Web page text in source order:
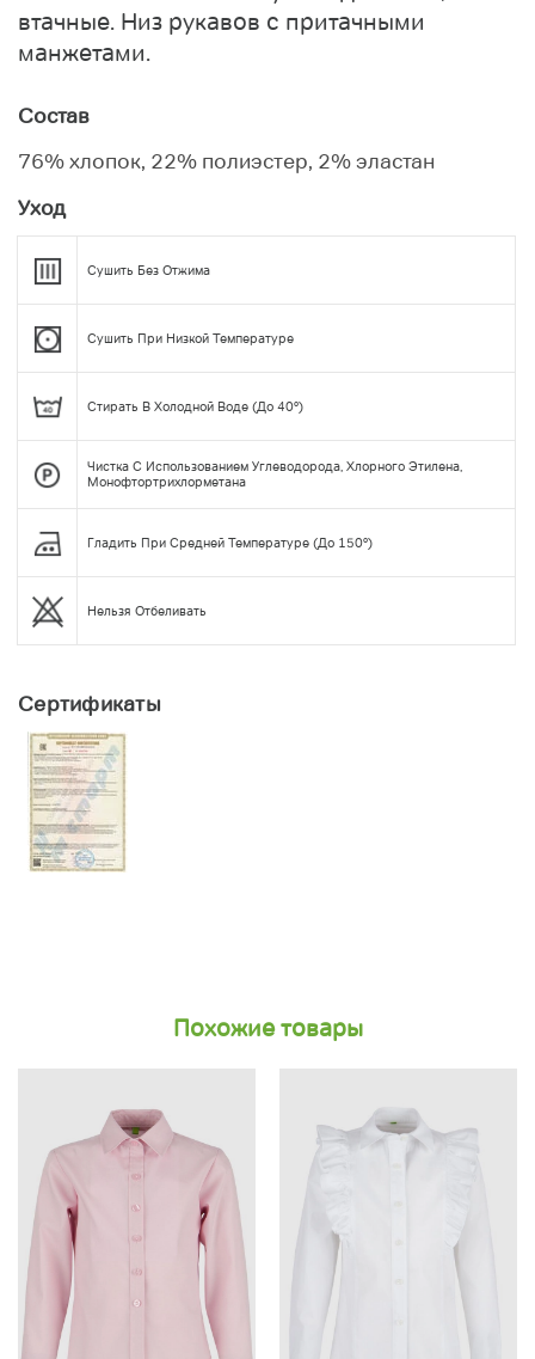
втачные. Низ рукавов с притачными
манжетами.
Состав
76% хлопок, 22% полиэстер, 2% эластан
Уход
Сушить Без Отжима
Сушить При Низкой Температуре
Стирать В Холодной Воде (до 40°)
Чистка С Использованием Углеводорода, Хлорного Этилена,
Монофтортрихлорметана
Гладить При Средней Температуре (до 150°)
Нельзя Отбеливать
Сертификаты
Похожие товары